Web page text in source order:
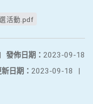
活動.pdf
發佈日期： 2023-09-18
|
日期： 2023-09-18 |